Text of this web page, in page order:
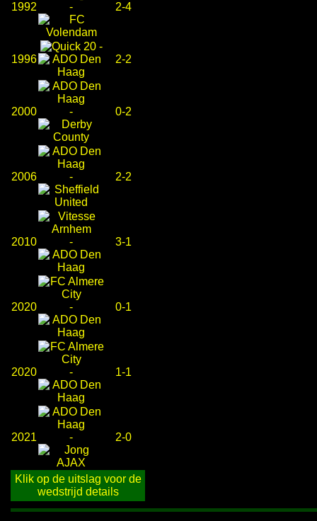
1992 - 2-4
1996
-
2-2
2000 - 0-2
2006 - 2-2
2010 - 3-1
2020 - 0-1
2020 - 1-1
2021 - 2-0
Klik op de uitslag voor de
wedstrijd details